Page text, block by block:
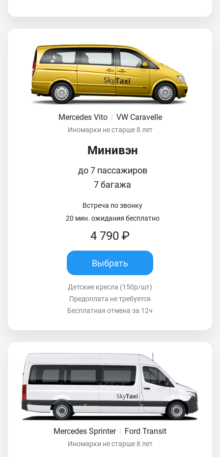
Mercedes Vito VW Caravelle
Иномарки не старше 8 лет
Минивэн
до 7 пассажиров
7 багажа
Встреча по звонку
20 мин. ожидания бесплатно
4 790 ₽
Выбрать
Детские кресла (150р/шт)
Предоплата не требуется
Бесплатная отмена за 12ч
Mercedes Sprinter | Ford Transit
Иномарки не старше 8 лет